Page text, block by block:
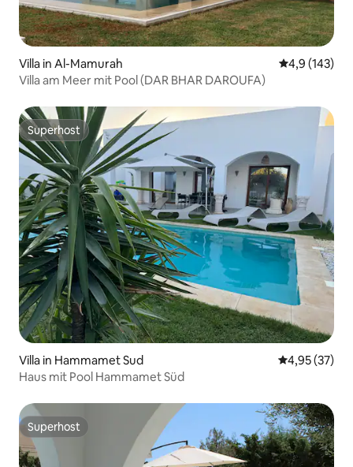
Villa in Al-Mamurah
4,9 (143)
Villa am Meer mit Pool (DAR BHAR DAROUFA)
Superhost
Superhost
Villa in Hammamet Sud
4,95 (37)
Haus mit Pool Hammamet Süd
Superhost
Superhost